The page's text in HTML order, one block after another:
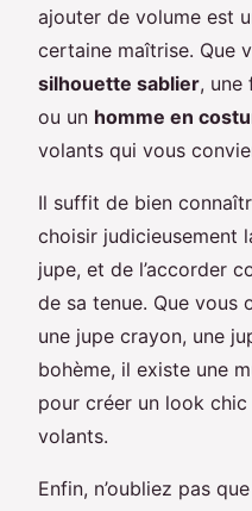
ajouter de volume est
certaine maîtrise. Que
silhouette sablier, une
ou un homme en
volants qui vous
Il suffit de bien
choisir judicieusement
jupe, et de l’accorder
de sa tenue. Que vous
une jupe crayon, une
bohème, il existe une
pour créer un look
volants.
Enfin, n’oubliez pas